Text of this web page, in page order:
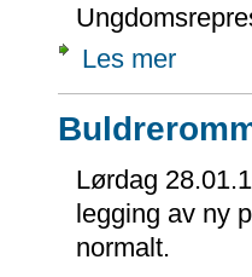
Les mer
Lørdag
legging av ny
normalt.